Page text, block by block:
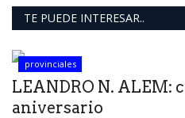
TE PUEDE INTERESAR..
provinciales
LEANDRO N. ALEM:
aniversario